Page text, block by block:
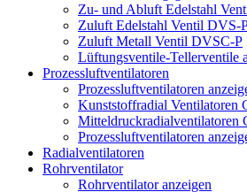
Zu- und Abluft Edelstahl
Zuluft Edelstahl Ventil DVS-
Zuluft Metall Ventil DVSC-P
Lüftungsventile-Tellerventile
Prozessluftventilatoren
Prozessluftventilatoren
Kunststoffradial Ventilatoren
Mitteldruckradialventilatoren
Prozessluftventilatoren
Radialventilatoren
Rohrventilator
Rohrventilator anzeigen